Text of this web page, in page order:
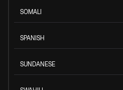
SOMALI
SPANISH
SUNDANESE